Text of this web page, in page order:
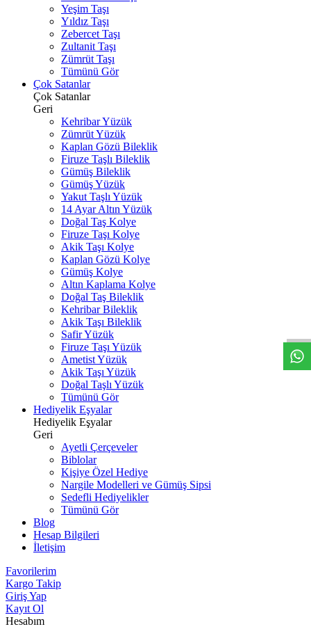
Yeşim Taşı
Yıldız Taşı
Zebercet Taşı
Zultanit Taşı
Zümrüt Taşı
Tümünü Gör
Çok Satanlar
Çok Satanlar
Geri
Kehribar Yüzük
Zümrüt Yüzük
Kaplan Gözü Bileklik
Firuze Taşlı Bileklik
Gümüş Bileklik
Gümüş Yüzük
Yakut Taşlı Yüzük
14 Ayar Altın Yüzük
Doğal Taş Kolye
Firuze Taşı Kolye
Akik Taşı Kolye
Kaplan Gözü Kolye
Gümüş Kolye
Altın Kaplama Kolye
Doğal Taş Bileklik
Kehribar Bileklik
Akik Taşı Bileklik
Safir Yüzük
Firuze Taşı Yüzük
Ametist Yüzük
Akik Taşı Yüzük
Doğal Taşlı Yüzük
Tümünü Gör
Hediyelik Eşyalar
Hediyelik Eşyalar
Geri
Ayetli Çerçeveler
Biblolar
Kişiye Özel Hediye
Nargile Modelleri ve Gümüş Sipsi
Sedefli Hediyelikler
Tümünü Gör
Blog
Hesap Bilgileri
İletişim
Favorilerim
Kargo Takip
Giriş Yap
Kayıt Ol
Hesabım